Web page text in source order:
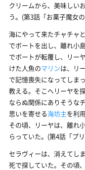
クリームから、美味しい
う。(第3話「お菓子魔女
海にやって来たチャチャ
でボートを出し、離れ小
でボートが転覆し、リー
けた人魚のマリンは、リ
で記憶喪失になってしま
教える。そこへリーヤを
ならぬ関係にありそうな
思いを寄せる海坊主を利
その頃、リーヤは、離れ
らっていた。(第4話「プ
セラヴィーは、消えてし
死で探していた。その頃